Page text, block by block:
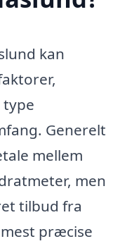
kan
Generelt
mellem
men
tilbud fra
præcise